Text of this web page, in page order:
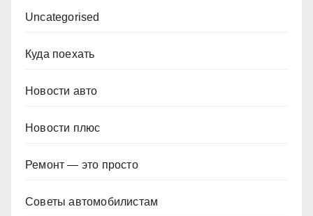
Uncategorised
Куда поехать
Новости авто
Новости плюс
Ремонт — это просто
Советы автомобилистам